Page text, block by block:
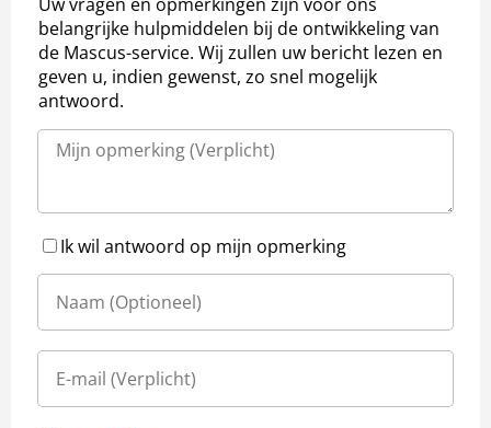
Uw vragen en opmerkingen zijn voor ons
belangrijke hulpmiddelen bij de ontwikkeling van
de Mascus-service. Wij zullen uw bericht lezen en
geven u, indien gewenst, zo snel mogelijk
antwoord.
Ik wil antwoord op mijn opmerking